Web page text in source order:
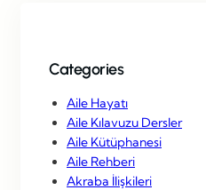
Categories
Aile Hayatı
Aile Kılavuzu Dersler
Aile Kütüphanesi
Aile Rehberi
Akraba İlişkileri